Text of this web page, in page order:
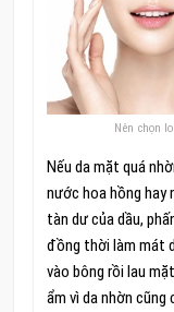
Nên chọn
Nếu da mặt quá
nước hoa hồng hay
tàn dư của dầu,
đồng thời làm mát
vào bông rồi lau
ẩm vì da nhờn cũng